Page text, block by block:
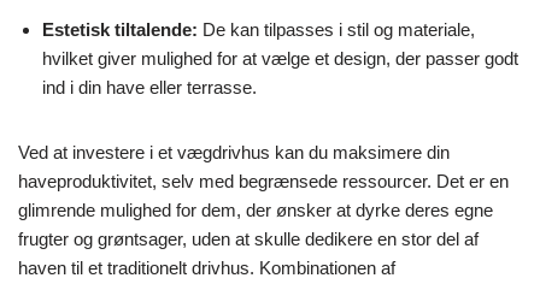
Estetisk tiltalende: De kan tilpasses i stil og materiale,
hvilket giver mulighed for at vælge et design, der passer godt
ind i din have eller terrasse.
Ved at investere i et vægdrivhus kan du maksimere din
haveproduktivitet, selv med begrænsede ressourcer. Det er en
glimrende mulighed for dem, der ønsker at dyrke deres egne
frugter og grøntsager, uden at skulle dedikere en stor del af
haven til et traditionelt drivhus. Kombinationen af